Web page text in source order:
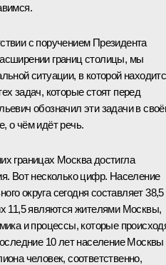
с поручением Президента
границ столицы, мы
ситуации, в которой
задач, которые стоят перед
обозначил эти задачи в
о чём идёт речь.
границах Москва достигла
Вот несколько цифр. Население
округа сегодня составляет 38,5
11,5 являются жителями Москвы,
и процессы, которые
10 лет население Москвы
человек, соответственно,